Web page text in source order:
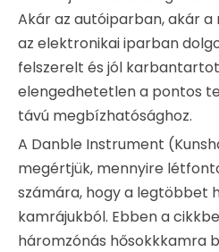
Akár az autóiparban, akár
az elektronikai iparban
felszerelt és jól
elengedhetetlen a pontos
távú megbízhatósághoz.
A Danble Instrument
megértjük, mennyire
számára, hogy a legtöbbet
kamrájukból. Ebben a
háromzónás hősokkkamra